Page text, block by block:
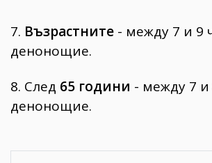
7. Възрастните - между 7 и 9
денонощие.
8. След 65 години - между 7 и
денонощие.